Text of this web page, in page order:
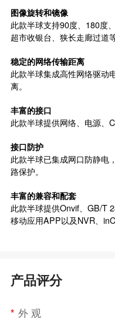
图像旋转和镜像
此款半球支持90度、180度
超市收银台、狭长走廊过道
稳定的网络传输距离
此款半球集成高性网络驱动
离。
丰富的接口
此款半球提供网络、电源、
接口防护
此款半球已集成网口防静电
路保护。
丰富的兼容和配套
此款半球提供Onvif、GB/T
移动应用APP以及NVR、
产品评分
* 外 观